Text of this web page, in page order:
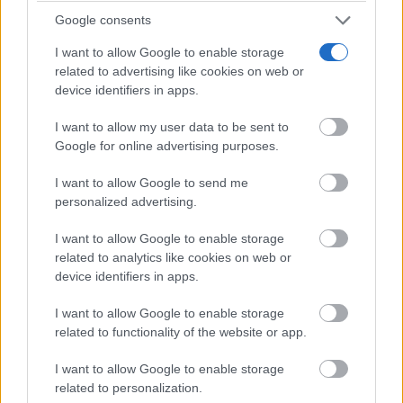
Google consents
I want to allow Google to enable storage
related to advertising like cookies on web or
device identifiers in apps.
I want to allow my user data to be sent to
Google for online advertising purposes.
I want to allow Google to send me
personalized advertising.
I want to allow Google to enable storage
related to analytics like cookies on web or
device identifiers in apps.
I want to allow Google to enable storage
related to functionality of the website or app.
I want to allow Google to enable storage
related to personalization.
Navarro Muelas, de hacer un “flaco favor” a la
comunidad educativa al no haber concurrido a esta
convocatoria.
La portavoz socialista ha remarcado que otros
ayuntamientos gobernados por el Partido Popular sí
han actuado con responsabilidad y se van a
“Esto no va de colores, va de Tomelloso y de dar
respuesta a una necesidad imperativa”, ha señalado.
Además, ha insistido en que gobernar implica
aprovechar todas las oportunidades de financiación